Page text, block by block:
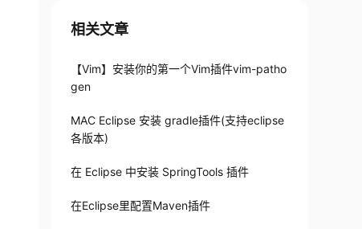
相关文章
【Vim】安装你的第一个Vim插件vim-patho
gen
MAC Eclipse 安装 gradle插件(支持eclipse
各版本)
在 Eclipse 中安装 SpringTools 插件
在Eclipse里配置Maven插件